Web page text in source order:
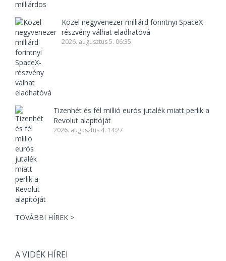
Közel negyvenezer milliárd forintnyi SpaceX-
részvény válhat eladhatóvá
2026. augusztus 5. 06:35
Tizenhét és fél millió eurós jutalék miatt perlik a
Revolut alapítóját
2026. augusztus 4. 14:27
TOVÁBBI HÍREK >
A VIDÉK HÍREI